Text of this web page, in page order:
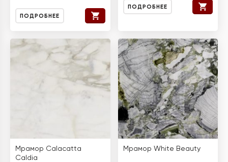
ПОДРОБНЕЕ
ПОДРОБНЕЕ
Мрамор Calacatta
Caldia
Мрамор White Beauty